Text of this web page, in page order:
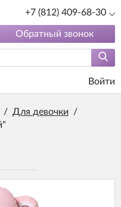
+7 (812) 409-68-30
Обратный звонок
Войти
/ Для девочки
/